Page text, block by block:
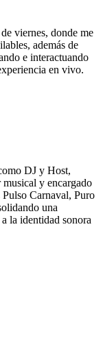
viernes, donde me
además de
e interactuando
en vivo.
DJ y Host,
musical y encargado
Carnaval, Puro
una
la identidad sonora